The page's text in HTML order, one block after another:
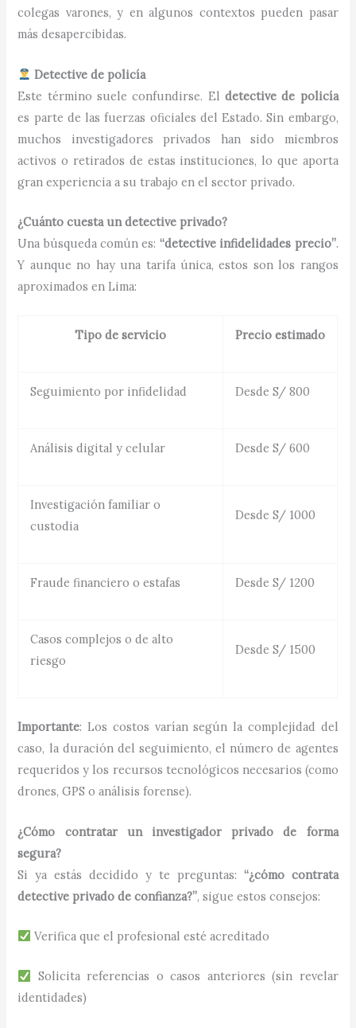
colegas varones, y en algunos contextos pueden pasar
más desapercibidas.
Detective de policía
Este término suele confundirse. El detective de policía
es parte de las fuerzas oficiales del Estado. Sin embargo,
muchos investigadores privados han sido miembros
activos o retirados de estas instituciones, lo que aporta
gran experiencia a su trabajo en el sector privado.
¿Cuánto cuesta un detective privado?
Una búsqueda común es: “detective infidelidades precio”.
Y aunque no hay una tarifa única, estos son los rangos
aproximados en Lima:
Tipo de servicio Precio estimado
Seguimiento por infidelidad Desde S/ 800
Análisis digital y celular Desde S/ 600
Investigación familiar o
custodia
Desde S/ 1000
Fraude financiero o estafas Desde S/ 1200
Casos complejos o de alto
riesgo
Desde S/ 1500
Importante: Los costos varían según la complejidad del
caso, la duración del seguimiento, el número de agentes
requeridos y los recursos tecnológicos necesarios (como
drones, GPS o análisis forense).
¿Cómo contratar un investigador privado de forma
segura?
Si ya estás decidido y te preguntas: “¿cómo contrata
detective privado de confianza?”, sigue estos consejos:
Verifica que el profesional esté acreditado
Solicita referencias o casos anteriores (sin revelar
identidades)